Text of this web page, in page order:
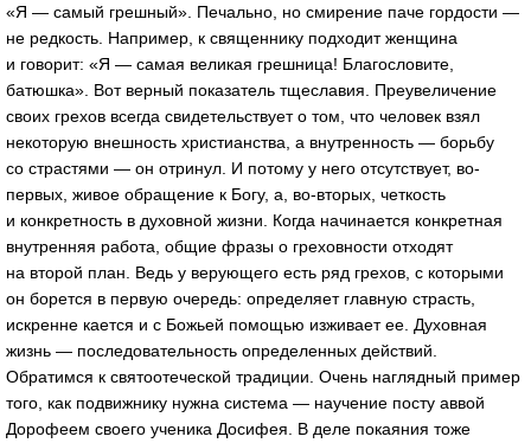
«Я — самый грешный». Печально, но смирение паче гордости —
не редкость. Например, к священнику подходит женщина
и говорит: «Я — самая великая грешница! Благословите,
батюшка». Вот верный показатель тщеславия. Преувеличение
своих грехов всегда свидетельствует о том, что человек взял
некоторую внешность христианства, а внутренность — борьбу
со страстями — он отринул. И потому у него отсутствует, во-
первых, живое обращение к Богу, а, во-вторых, четкость
и конкретность в духовной жизни. Когда начинается конкретная
внутренняя работа, общие фразы о греховности отходят
на второй план. Ведь у верующего есть ряд грехов, с которыми
он борется в первую очередь: определяет главную страсть,
искренне кается и с Божьей помощью изживает ее. Духовная
жизнь — последовательность определенных действий.
Обратимся к святоотеческой традиции. Очень наглядный пример
того, как подвижнику нужна система — научение посту аввой
Дорофеем своего ученика Досифея. В деле покаяния тоже